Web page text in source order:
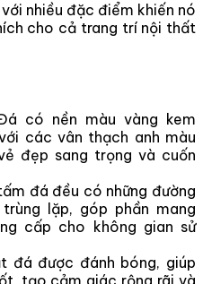
nhiều đặc điểm khiến nó
cho cả trang trí nội thất
có nền màu vàng kem
các vân thạch anh màu
đẹp sang trọng và cuốn
đá đều có những đường
lặp, góp phần mang
cấp cho không gian sử
đá được đánh bóng, giúp
tạo cảm giác rộng rãi và